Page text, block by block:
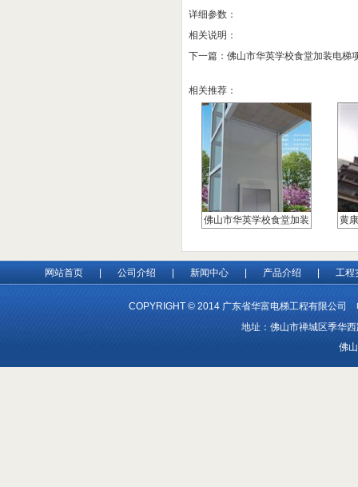
详细参数：
相关说明：
下一篇： 佛山市华英学校食堂加装电梯
相关推荐：
佛山市华英学校食堂加装
黄
网站首页 公司介绍 新闻中心 产品介绍 工程
COPYRIGHT © 2014 广东省华富电梯工程有限公
地址：佛山市禅城区季华
佛